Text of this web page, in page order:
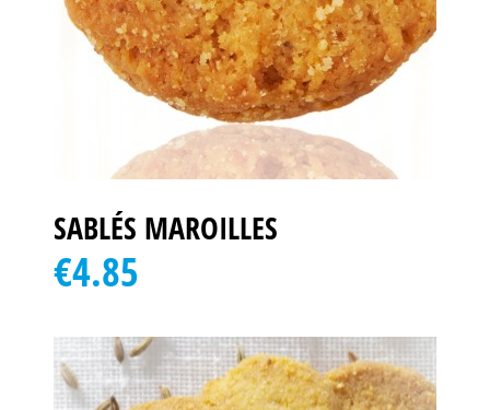
SABLÉS MAROILLES
€4.85